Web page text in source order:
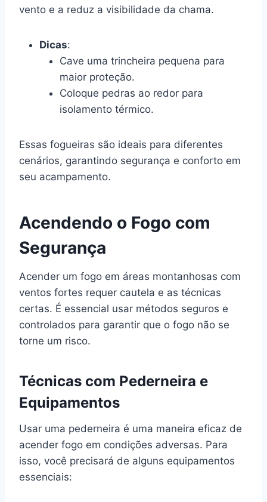
vento e a reduz a visibilidade da chama.
Dicas:
Cave uma trincheira pequena para
maior proteção.
Coloque pedras ao redor para
isolamento térmico.
Essas fogueiras são ideais para diferentes
cenários, garantindo segurança e conforto em
seu acampamento.
Acendendo o Fogo com
Segurança
Acender um fogo em áreas montanhosas com
ventos fortes requer cautela e as técnicas
certas. É essencial usar métodos seguros e
controlados para garantir que o fogo não se
torne um risco.
Técnicas com Pederneira e
Equipamentos
Usar uma pederneira é uma maneira eficaz de
acender fogo em condições adversas. Para
isso, você precisará de alguns equipamentos
essenciais: